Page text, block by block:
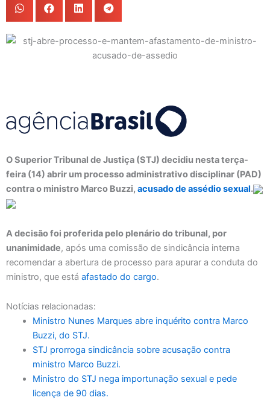
O Superior Tribunal de Justiça (STJ) decidiu nesta terça-
feira (14) abrir um processo administrativo disciplinar (PAD)
contra o ministro Marco Buzzi, acusado de assédio sexual.
A decisão foi proferida pelo plenário do tribunal, por
unanimidade, após uma comissão de sindicância interna
recomendar a abertura de processo para apurar a conduta do
ministro, que está afastado do cargo.
Notícias relacionadas:
Ministro Nunes Marques abre inquérito contra Marco
Buzzi, do STJ.
STJ prorroga sindicância sobre acusação contra
ministro Marco Buzzi.
Ministro do STJ nega importunação sexual e pede
licença de 90 dias.